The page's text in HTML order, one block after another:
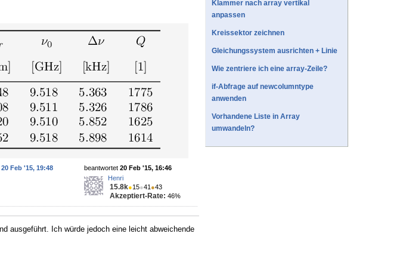
beantwortet 20 Feb '15, 16:46
Henri
15.8k●15●41 ●43
Akzeptiert-Rate: 46%
20 Feb '15, 19:48
ausgeführt. Ich würde jedoch eine leicht abweichende
Klammer nach array vertikal
anpassen
Kreissektor zeichnen
Gleichungssystem ausrichten + Linie
Wie zentriere ich eine array-Zeile?
if-Abfrage auf newcolumntype
anwenden
Vorhandene Liste in Array
umwandeln?